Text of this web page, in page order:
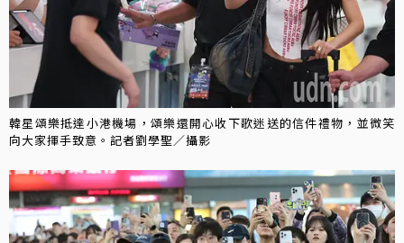
韓星頌樂抵達小港機場，頌樂還開心收下歌迷送的信件禮物，並微笑
向大家揮手致意。記者劉學聖／攝影